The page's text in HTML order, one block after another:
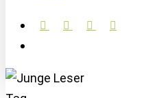
facebooklinkedininstagramsoundcloud